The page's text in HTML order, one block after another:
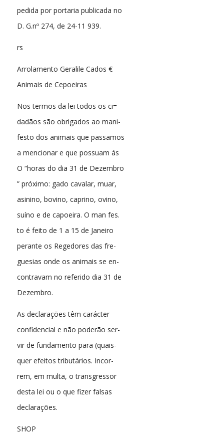
pedida por portaria publicada no
D. G.nº 274, de 24-11 939.
rs
Arrolamento Geralile Cados €
Animais de Cepoeiras
Nos termos da lei todos os ci=
dadãos são obrigados ao mani-
festo dos animais que passamos
a mencionar e que possuam ás
O “horas do dia 31 de Dezembro
” próximo: gado cavalar, muar,
asinino, bovino, caprino, ovino,
suíno e de capoeira. O man fes.
to é feito de 1 a 15 de Janeiro
perante os Regedores das fre-
guesias onde os animais se en-
contravam no referido dia 31 de
Dezembro.
As declarações têm carácter
confidencial e não poderão ser-
vir de fundamento para (quais-
quer efeitos tributários. Incor-
rem, em multa, o transgressor
desta lei ou o que fizer falsas
declarações.
SHOP